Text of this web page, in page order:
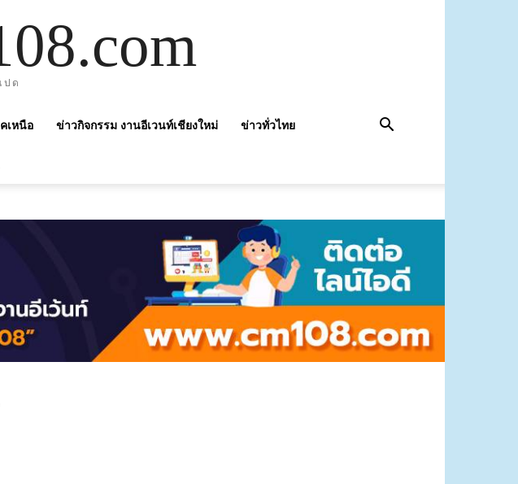
ปด
เหนือ ข่าวกิจกรรม งานอีเวนท์เชียงใหม่ ข่าวทั่วไทย